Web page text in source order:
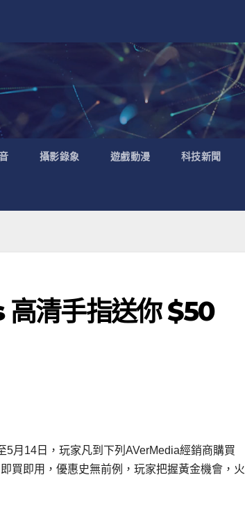
攝影錄象 遊戲動漫 科技新聞
清手指送你 $50
月14日，玩家凡到下列AVerMedia經銷商購買
買即用，優惠史無前例，玩家把握黃金機會，火